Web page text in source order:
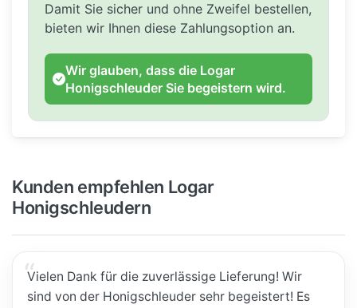
Damit Sie sicher und ohne Zweifel bestellen,
bieten wir Ihnen diese Zahlungsoption an.
Wir glauben, dass die Logar
Honigschleuder Sie begeistern wird.
Kunden empfehlen Logar
Honigschleudern
Vielen Dank für die zuverlässige Lieferung! Wir
sind von der Honigschleuder sehr begeistert! Es